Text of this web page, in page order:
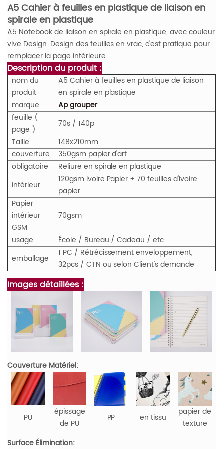
A5 Cahier à feuilles en plastique de liaison en
spirale en plastique
A5 Notebook de liaison en spirale en plastique, avec couleur
vive Design. Design des feuilles en vrac, c'est pratique pour
remplacer la page intérieure
Description du produit :
nom du
produit
A5 Cahier à feuilles en plastique de liaison
en spirale en plastique
marque
Ap grouper
feuille (
page )
70s / 140p
Taille
148x210mm
couverture
350gsm papier d'art
obligatoire
Reliure en spirale en plastique
intérieur
120gsm Ivoire Papier + 70 feuilles d'ivoire
papier
Papier
intérieur
GSM
70gsm
usage
École / Bureau / Cadeau / etc.
emballage
1 PC / Rétrécissement enveloppement,
32pcs / CTN ou selon Client's demande
Images détaillées :
Couverture Matériel:
PU
épissage
de PU
PP en tissu
papier de
texture
Surface Élimination: